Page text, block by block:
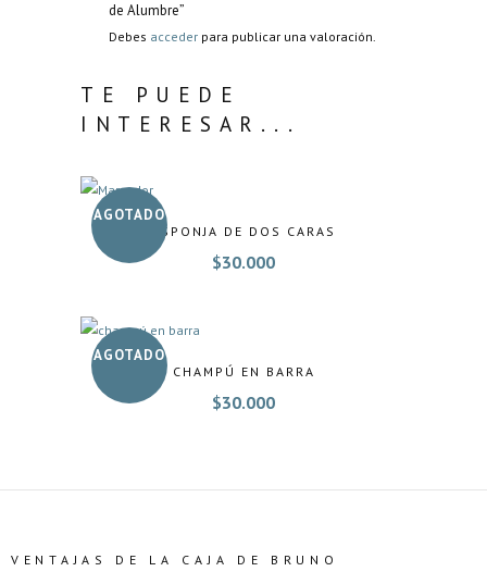
de Alumbre”
Debes acceder para publicar una valoración.
TE PUEDE
INTERESAR...
AGOTADO
ESPONJA DE DOS CARAS
$30.000
AGOTADO
CHAMPÚ EN BARRA
$30.000
VENTAJAS DE LA CAJA DE BRUNO